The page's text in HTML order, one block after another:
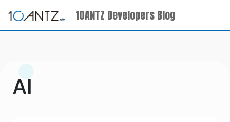
10ANTZ Developers Blog
AI